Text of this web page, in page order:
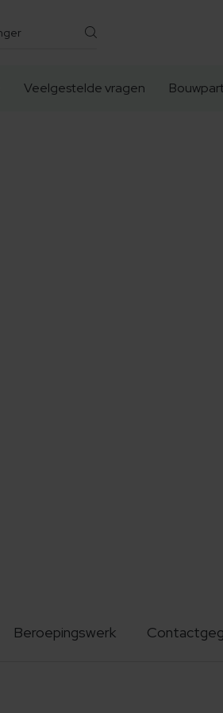
Veelgestelde vragen
Beroepingswerk